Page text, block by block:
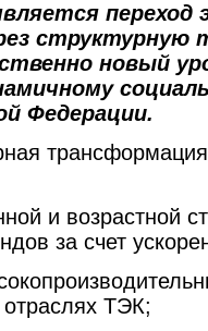
переход
структурную
новый
Федерации.
и возрастной
за счет
отраслях ТЭК;